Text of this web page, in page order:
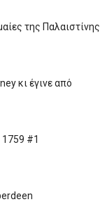
της Παλαιστίνης
κι έγινε από
1759 #1